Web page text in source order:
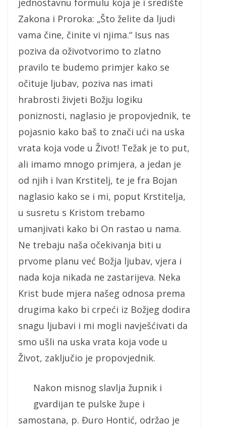
jednostavnu formulu koja je i središte
Zakona i Proroka: „Što želite da ljudi
vama čine, činite vi njima.“ Isus nas
poziva da oživotvorimo to zlatno
pravilo te budemo primjer kako se
očituje ljubav, poziva nas imati
hrabrosti živjeti Božju logiku
poniznosti, naglasio je propovjednik, te
pojasnio kako baš to znači ući na uska
vrata koja vode u Život! Težak je to put,
ali imamo mnogo primjera, a jedan je
od njih i Ivan Krstitelj, te je fra Bojan
naglasio kako se i mi, poput Krstitelja,
u susretu s Kristom trebamo
umanjivati kako bi On rastao u nama.
Ne trebaju naša očekivanja biti u
prvome planu već Božja ljubav, vjera i
nada koja nikada ne zastarijeva. Neka
Krist bude mjera našeg odnosa prema
drugima kako bi crpeći iz Božjeg dodira
snagu ljubavi i mi mogli navješćivati da
smo ušli na uska vrata koja vode u
Život, zaključio je propovjednik.
Nakon misnog slavlja župnik i
gvardijan te pulske župe i
samostana, p. Đuro Hontić, održao je